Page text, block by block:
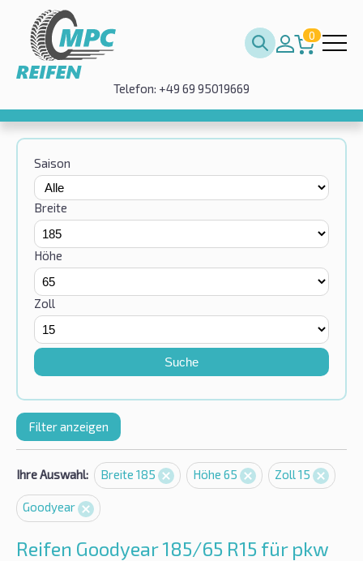
0
Telefon: +49 69 95019669
Saison
Breite
Höhe
Zoll
Suche
Filter anzeigen
Ihre Auswahl: Breite 185 Höhe 65 Zoll 15
Goodyear
Reifen Goodyear 185/65 R15 für pkw